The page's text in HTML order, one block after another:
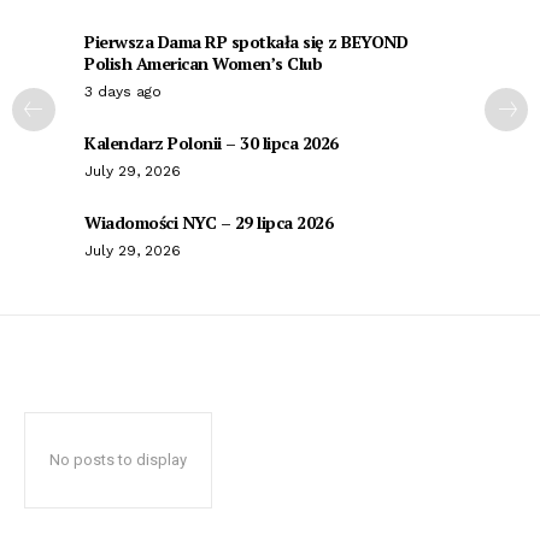
Pierwsza Dama RP spotkała się z BEYOND
Polish American Women’s Club
3 days ago
Kalendarz Polonii – 30 lipca 2026
July 29, 2026
Wiadomości NYC – 29 lipca 2026
July 29, 2026
No posts to display